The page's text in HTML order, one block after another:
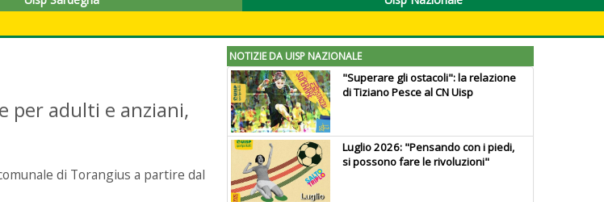
per adulti e anziani,
di Torangius a partire dal
NOTIZIE DA UISP NAZIONALE
"Superare gli ostacoli": la relazione
di Tiziano Pesce al CN Uisp
Luglio 2026: "Pensando con i piedi,
si possono fare le rivoluzioni"